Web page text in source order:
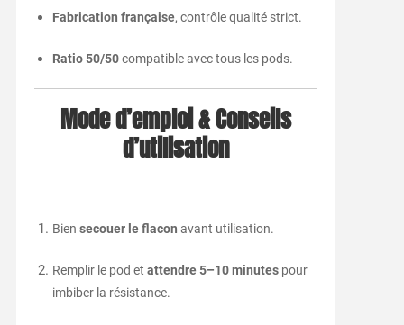
Fabrication française, contrôle qualité strict.
Ratio 50/50compatible avec tous les pods.
Mode d’emploi & Conseils
d’utilisation
Bien secouer le flacon avant utilisation.
Remplir le pod et attendre 5–10 minutespour
imbiber la résistance.